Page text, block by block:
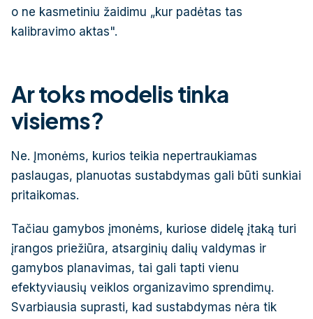
o ne kasmetiniu žaidimu „kur padėtas tas
kalibravimo aktas".
Ar toks modelis tinka
visiems?
Ne. Įmonėms, kurios teikia nepertraukiamas
paslaugas, planuotas sustabdymas gali būti sunkiai
pritaikomas.
Tačiau gamybos įmonėms, kuriose didelę įtaką turi
įrangos priežiūra, atsarginių dalių valdymas ir
gamybos planavimas, tai gali tapti vienu
efektyviausių veiklos organizavimo sprendimų.
Svarbiausia suprasti, kad sustabdymas nėra tik